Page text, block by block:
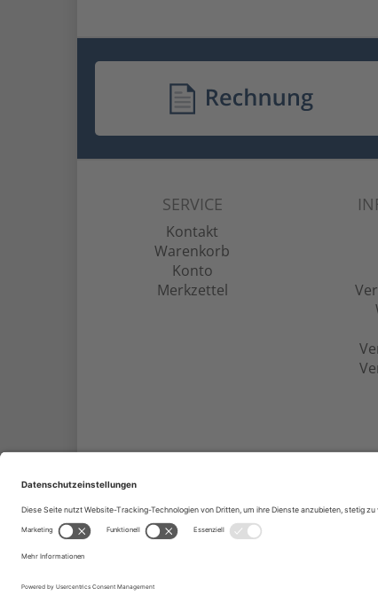
SERVICE
Kontakt
Warenkorb
Konto
Merkzettel
JF-Buchdienst – Aktuelle Bücher zu